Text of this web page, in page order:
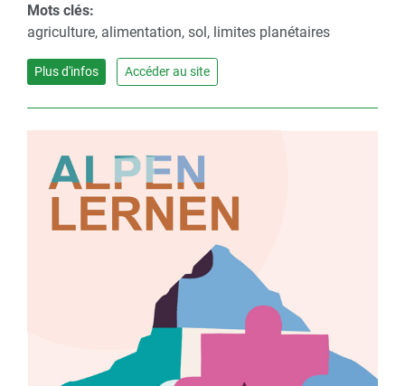
Mots clés:
agriculture, alimentation, sol, limites planétaires
Plus d'infos Accéder au site